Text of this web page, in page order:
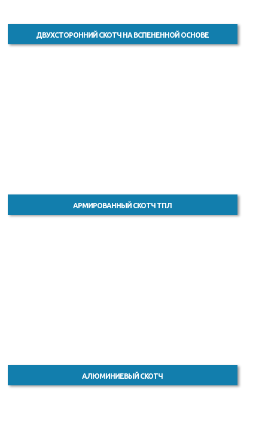
ДВУХСТОРОННИЙ СКОТЧ НА ВСПЕНЕННОЙ ОСНОВЕ
АРМИРОВАННЫЙ СКОТЧ ТПЛ
АЛЮМИНИЕВЫЙ СКОТЧ